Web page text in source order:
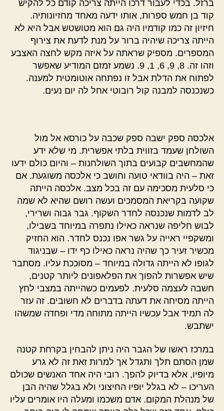
ברזל. בכדי לעבור דרכו הייתה צריכה קודם כל להקיש
קוד בן חמש ספרות, אותו ידעה מאחד מחזיונותיה.
חיזיון זה כמו קודמיו היה גם הוא מטושטש אבל היא לא
הייתה צריכה שיהיה ברור על מנת לדעת את צירוף
המספרים. מספיק שראתה על איזה מקש לחצה האצבע
וזהו זה. 8, 9, 6, 1, 9. נשמע זמזם המודיע שאפשר
לפתוח את הדלת אבל זו נפתחה אוטומטית למענה.
כשנכנסה למבנה קול רובוטי אחל לה יום נעים.
אלכסה ספק ישבה ספק שכבה על כורסא אל מול
השולחן שעמד בזווית בלתי אפשרית. מי שלא ידע
שהמחשבים קבועים בתוך השולחנות – והיום כולם ידעו
זאת – היה בוודאי טועה וחושב כי אלכסה משוגעת. אם
כי סלעית מסכימה עם זה בכל מצב. אלכסה הייתה
שקועה בקריאת המסמכים ועשה רושם שהיא לא שמה
לב לדמות שנכנסה לחדר השקוף. גבר גבוה ושרירי,
לבוש חליפה שנראה כאילו נתפרה במיוחד בשבילו,
ומשקפיי ראייה על גשר אפו נכנס לחדר. הוא החזיק
מכשיר זעיר כך שהיה נראה כאילו כף ידו – שבניגוד
לגופו לא הייתה גדולה במיוחד – מסוככת עליו. מסתבר
שיש אפשרות להפוך את הפלאפונים ליותר קטנים,
חשבה לעצמה סלעית. לפעמים כשהייתה במצבי לחץ
הייתה מסיחה את דעתה בדברים לא חשובים. זה עזר
לה תמיד אבל עכשיו הייתה מתוחה מדי ופחדה שמשהו
ישתבש.
במרכז ראשו של הגבר היה ניתן להבחין בקרחת קטנה
שמן הסתם תלך ותגדל אך למרות זאת זה לא גרע
מיופיו, אלא בדיוק להפך. רובי היה אחד האנשים שכולם
העריכו – לא בגלל יופיו החיצוני ולא בגלל שהיה הבן
של מנהלת המקום. אדם משכמו ומעלה היו אומרים עליו